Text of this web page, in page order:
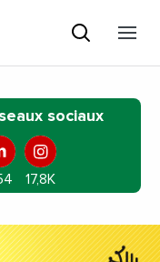
sociaux
17,8K